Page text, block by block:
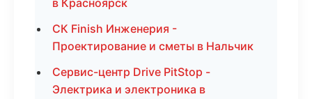
в Красноярск
СК Finish Инженерия -
Проектирование и сметы в Нальчик
Сервис-центр Drive PitStop -
Электрика и электроника в